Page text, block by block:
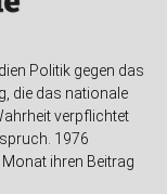
Politik gegen das
die das nationale
verpflichtet
1976
ihren Beitrag